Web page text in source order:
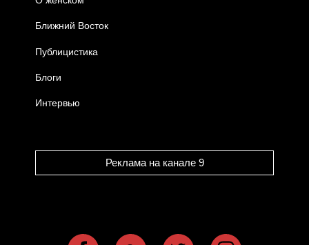
Ближний Восток
Публицистика
Блоги
Интервью
Реклама на канале 9